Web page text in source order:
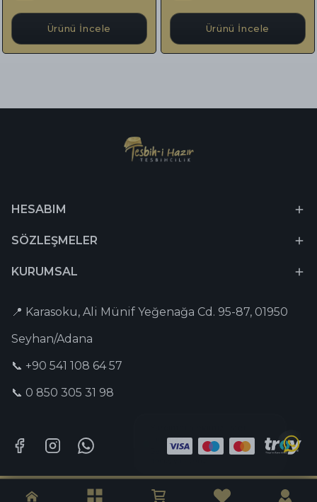
Ürünü İncele Ürünü İncele
HESABIM
SÖZLEŞMELER
KURUMSAL
📍 Karasoku, Ali Münif Yeğenağa Cd. 95-87, 01950
Seyhan/Adana
📞 +90 541 108 64 57
📞 0 850 305 31 98
Tesbih-i Hazır © 2026 Tüm Hakları Saklıdır. | Captain Digital •Dijital